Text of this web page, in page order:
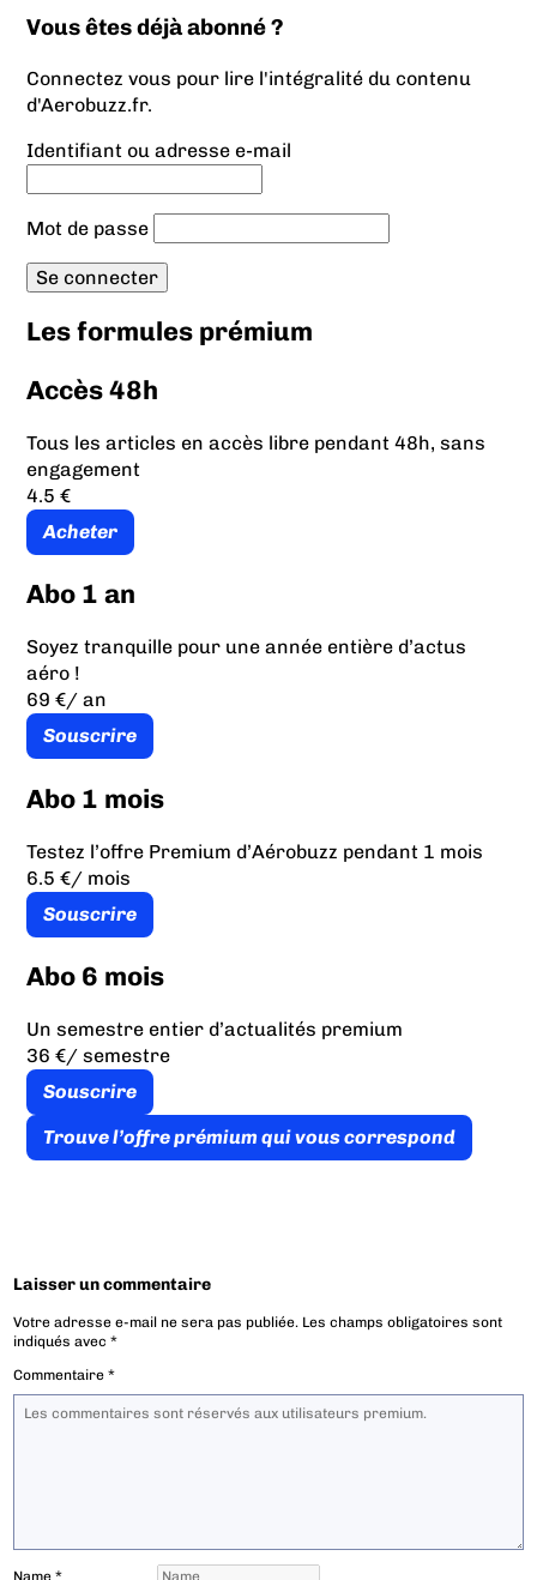
Vous êtes déjà abonné ?
Connectez vous pour lire l'intégralité du contenu
d'Aerobuzz.fr.
Identifiant ou adresse e-mail
Mot de passe
Les formules prémium
Accès 48h
Tous les articles en accès libre pendant 48h, sans
engagement
4.5 €
Acheter
Abo 1 an
Soyez tranquille pour une année entière d’actus
aéro !
69 €/ an
Souscrire
Abo 1 mois
Testez l’offre Premium d’Aérobuzz pendant 1 mois
6.5 €/ mois
Souscrire
Abo 6 mois
Un semestre entier d’actualités premium
36 €/ semestre
Souscrire
Trouve l’offre prémium qui vous correspond
Laisser un commentaire
Votre adresse e-mail ne sera pas publiée. Les champs obligatoires sont
indiqués avec*
Commentaire*